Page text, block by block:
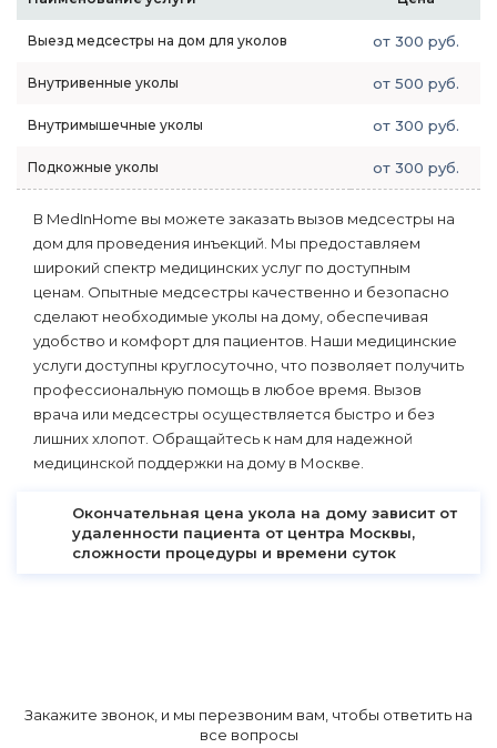
Выезд медсестры на дом для уколов от 300 руб.
Внутривенные уколы от 500 руб.
Внутримышечные уколы от 300 руб.
Подкожные уколы от 300 руб.
В MedInHome вы можете заказать вызов медсестры на
дом для проведения инъекций. Мы предоставляем
широкий спектр медицинских услуг по доступным
ценам. Опытные медсестры качественно и безопасно
сделают необходимые уколы на дому, обеспечивая
удобство и комфорт для пациентов. Наши медицинские
услуги доступны круглосуточно, что позволяет получить
профессиональную помощь в любое время. Вызов
врача или медсестры осуществляется быстро и без
лишних хлопот. Обращайтесь к нам для надежной
медицинской поддержки на дому в Москве.
Окончательная цена укола на дому зависит от
удаленности пациента от центра Москвы,
сложности процедуры и времени суток
Закажите звонок, и мы перезвоним вам, чтобы ответить на
все вопросы